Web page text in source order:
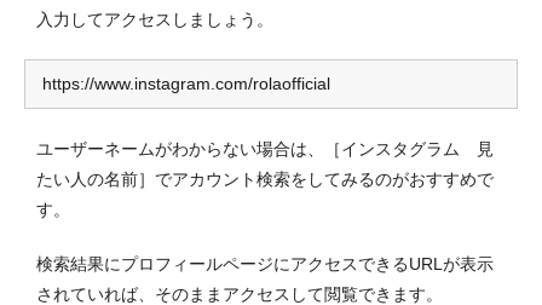
入力してアクセスしましょう。
https://www.instagram.com/rolaofficial
ユーザーネームがわからない場合は、［インスタグラム 見
たい人の名前］でアカウント検索をしてみるのがおすすめで
す。
検索結果にプロフィールページにアクセスできるURLが表示
されていれば、そのままアクセスして閲覧できます。